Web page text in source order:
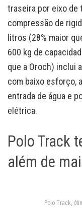
traseira por eixo de
compressão de
litros (28% maior
600 kg de
que a Oroch) inclui
com baixo esforço,
entrada de água e
elétrica.
Polo Track
além de
Polo Track,